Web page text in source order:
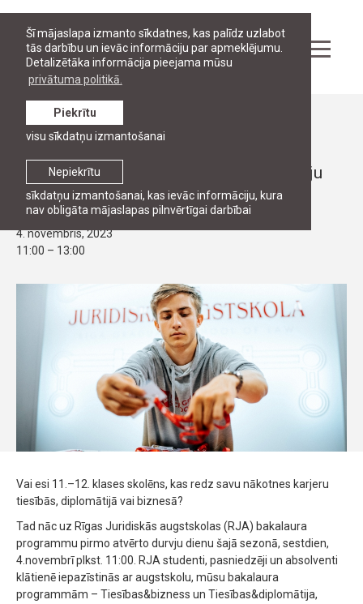
Šī mājaslapa izmanto sīkdatnes, kas palīdz uzlabot
tās darbību un ievāc informāciju par apmeklējumu.
Detalizētāka informācija pieejama mūsu
privātuma politikā.
Nepiekrītu
sīkdatņu izmantošanai, kas ievāc informāciju, kura
nav obligāta mājaslapas pilnvērtīgai darbībai
Piekrītu
visu sīkdatņu izmantošanai
Pasākumi
ATVĒRTO DURVJU DIENAS
RJA Bakalaura programmu atvērto durvju
diena 4.novembrī plkst. 11:00
4. novembris, 2023
11:00 – 13:00
Vai esi 11.–12. klases skolēns, kas redz savu nākotnes karjeru
tiesībās, diplomātijā vai biznesā?
Tad nāc uz Rīgas Juridiskās augstskolas (RJA) bakalaura
programmu pirmo atvērto durvju dienu šajā sezonā, sestdien,
4.novembrī plkst. 11:00. RJA studenti, pasniedzēji un absolventi
klātienē iepazīstinās ar augstskolu, mūsu bakalaura
programmām – Tiesības&bizness un Tiesības&diplomātija,